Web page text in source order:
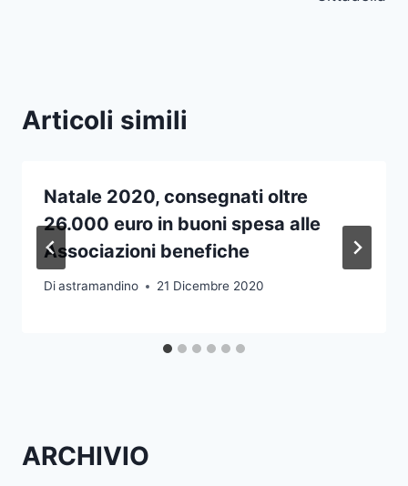
Articoli simili
Natale 2020, consegnati oltre
26.000 euro in buoni spesa alle
Associazioni benefiche
Diastramandino 21 Dicembre 2020
ARCHIVIO